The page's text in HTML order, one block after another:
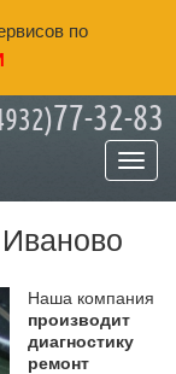
по
77-32-83
Наша компания
производит
диагностику
ремонт